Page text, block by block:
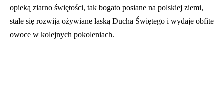
opieką ziarno świętości, tak bogato posiane na polskiej ziemi,
stale się rozwija ożywiane łaską Ducha Świętego i wydaje obfite
owoce w kolejnych pokoleniach.